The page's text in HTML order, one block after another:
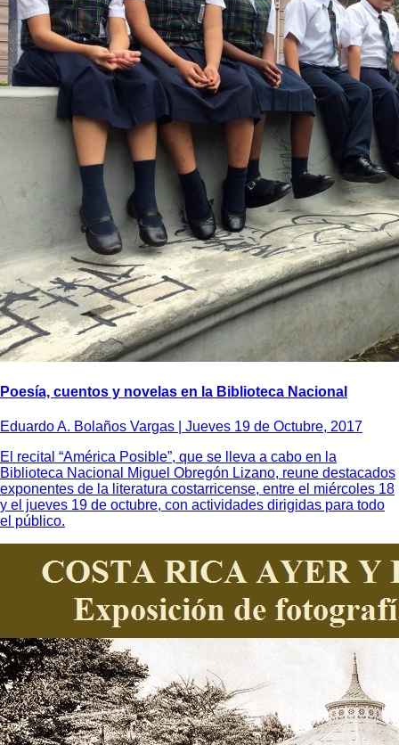
Poesía, cuentos y novelas en la Biblioteca Nacional
Eduardo A. Bolaños Vargas | Jueves 19 de Octubre, 2017
El recital “América Posible”, que se lleva a cabo en la
Biblioteca Nacional Miguel Obregón Lizano, reune destacados
exponentes de la literatura costarricense, entre el miércoles 18
y el jueves 19 de octubre, con actividades dirigidas para todo
el público.